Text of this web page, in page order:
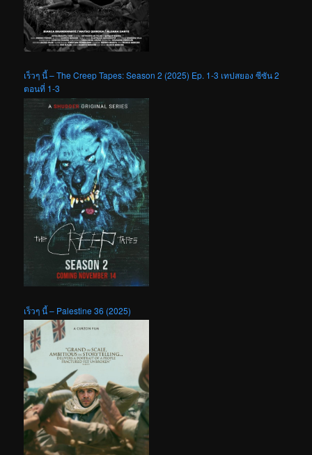
เร็วๆ นี้ – The Creep Tapes: Season 2 (2025) Ep. 1-3 เทปสยอง ซีซัน 2
ตอนที่ 1-3
เร็วๆ นี้ – Palestine 36 (2025)